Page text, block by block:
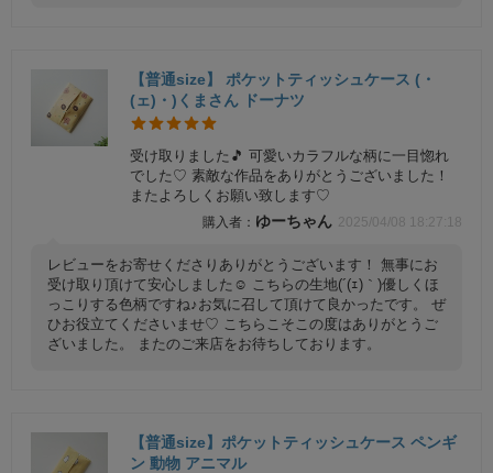
【普通size】 ポケットティッシュケース (・
(ェ)・)くまさん ドーナツ
受け取りました🎵 可愛いカラフルな柄に一目惚れ
でした♡ 素敵な作品をありがとうございました！
またよろしくお願い致します♡
ゆーちゃん 2025/04/08 18:27:18
レビューをお寄せくださりありがとうございます！ 無事にお
受け取り頂けて安心しました☺️ こちらの生地(´(ｪ)｀)優しくほ
っこりする色柄ですね♪お気に召して頂けて良かったです。 ぜ
ひお役立てくださいませ♡ こちらこそこの度はありがとうご
ざいました。 またのご来店をお待ちしております。
【普通size】ポケットティッシュケース ペンギ
ン 動物 アニマル